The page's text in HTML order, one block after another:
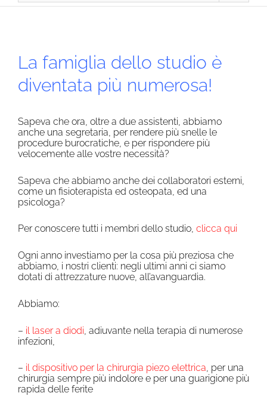
La famiglia dello studio è
diventata più numerosa!
Sapeva che ora, oltre a due assistenti, abbiamo
anche una segretaria, per rendere più snelle le
procedure burocratiche, e per rispondere più
velocemente alle vostre necessità?
Sapeva che abbiamo anche dei collaboratori esterni,
come un fisioterapista ed osteopata, ed una
psicologa?
Per conoscere tutti i membri dello studio, clicca qui
Ogni anno investiamo per la cosa più preziosa che
abbiamo, i nostri clienti: negli ultimi anni ci siamo
dotati di attrezzature nuove, all’avanguardia.
Abbiamo:
– il laser a diodi , adiuvante nella terapia di numerose
infezioni,
– il dispositivo per la chirurgia piezo elettrica, per una
chirurgia sempre più indolore e per una guarigione più
rapida delle ferite